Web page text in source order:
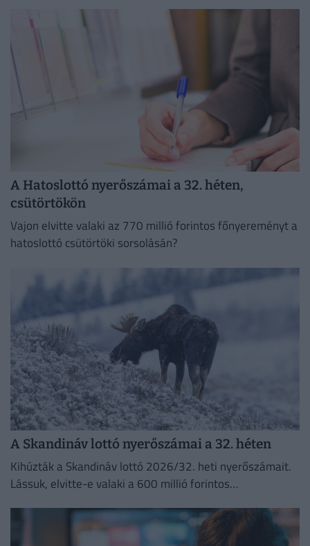
A Hatoslottó nyerőszámai a 32. héten,
csütörtökön
Vajon elvitte valaki az 770 millió forintos főnyereményt a
hatoslottó csütörtöki sorsolásán?
A Skandináv lottó nyerőszámai a 32. héten
Kihúzták a Skandináv lottó 2026/32. heti nyerőszámait.
Lássuk, elvitte-e valaki a 600 millió forintos